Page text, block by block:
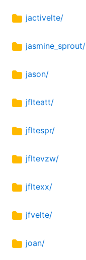
jactivelte/
jasmine_sprout/
jason/
jflteatt/
jfltespr/
jfltevzw/
jfltexx/
jfvelte/
joan/